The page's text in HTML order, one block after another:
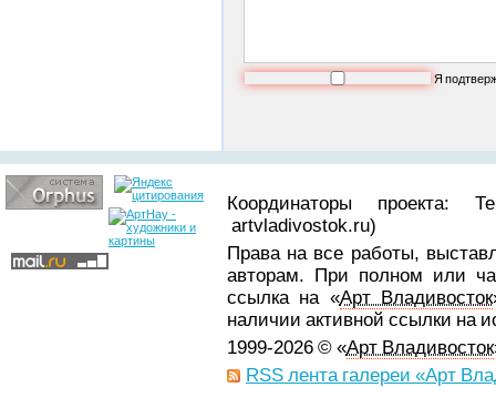
Я
Координаторы проекта:
artvladivostok.ru)
Права на все работы,
авторам. При полном или
ссылка на «Арт Владивосток
наличии активной ссылки на
1999-2026 © «Арт Владивосток
RSS лента галереи «Арт